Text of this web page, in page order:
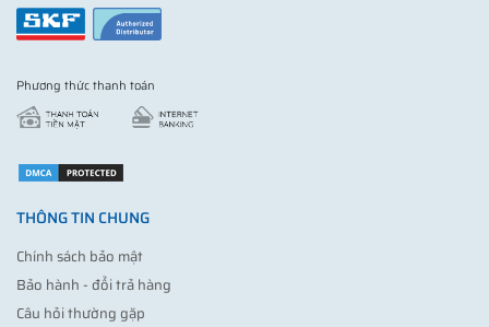
Phương thức thanh toán
THÔNG TIN CHUNG
Chính sách bảo mật
Bảo hành - đổi trả hàng
Câu hỏi thường gặp